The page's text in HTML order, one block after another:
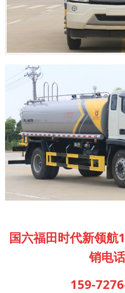
国六福田时代新领航
销电
159-